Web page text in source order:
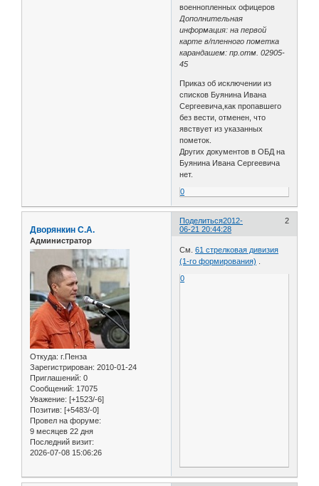
военнопленных офицеров
Дополнительная
информация: на первой
карте в/пленного пометка
карандашем: пр.отм. 02905-
45
Приказ об исключении из
списков Буянина Ивана
Сергеевича,как пропавшего
без вести, отменен, что
явствует из указанных
пометок.
Других документов в ОБД на
Буянина Ивана Сергеевича
нет.
0
Поделиться 2
2012-
06-21 20:44:28
Дворянкин С.А.
Администратор
Откуда: г.Пенза
Зарегистрирован: 2010-01-24
Приглашений: 0
Сообщений: 17075
Уважение: [+1523/-6]
Позитив: [+5483/-0]
Провел на форуме:
9 месяцев 22 дня
Последний визит:
2026-07-08 15:06:26
См.61 стрелковая дивизия
(1-го формирования)
0